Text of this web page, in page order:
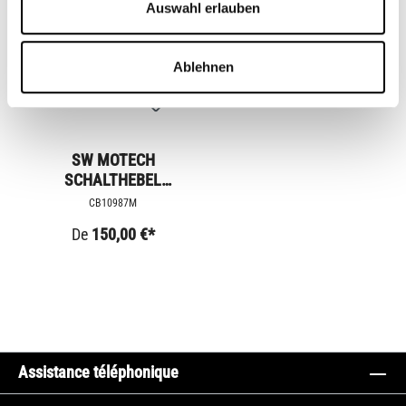
Auswahl erlauben
Ablehnen
SW MOTECH
SCHALTHEBEL
VERSTELLBAR
CB10987M
De 150,00 €*
Assistance téléphonique